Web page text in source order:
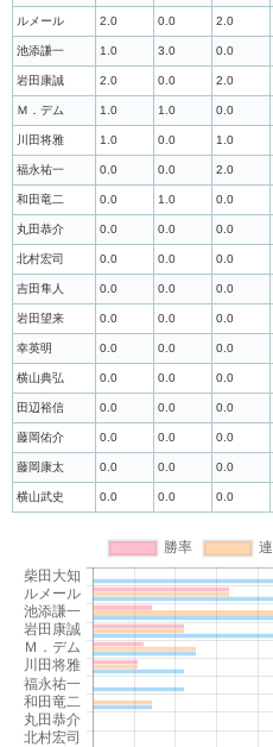
ルメール 2.0 0.0 2.0
池添謙一 1.0 3.0 0.0
岩田康誠 2.0 0.0 2.0
Ｍ．デム 1.0 1.0 0.0
川田将雅 1.0 0.0 1.0
福永祐一 0.0 0.0 2.0
和田竜二 0.0 1.0 0.0
丸田恭介 0.0 0.0 0.0
北村宏司 0.0 0.0 0.0
吉田隼人 0.0 0.0 0.0
岩田望来 0.0 0.0 0.0
幸英明 0.0 0.0 0.0
横山典弘 0.0 0.0 0.0
田辺裕信 0.0 0.0 0.0
藤岡佑介 0.0 0.0 0.0
藤岡康太 0.0 0.0 0.0
横山武史 0.0 0.0 0.0